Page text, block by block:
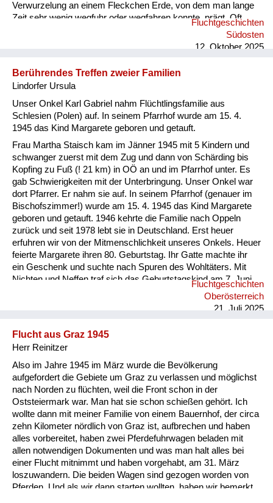
Verwurzelung an einem Fleckchen Erde, von dem man lange
Zeit sehr wenig wegfuhr oder wegfahren konnte, prägt. Oft
sehr alte Familiengeschichten wurden in wenigen Wochen
ausgelöscht. Personen, Verwandte, Freunde, verschwanden in
Einige wenige schafften es vor den „wilden Vertreibungen“ zu
Fuß über die Grenze, nachdem sie alle ihre Besitzungen
verloren hatten. Sie wurden nur ...
Fluchtgeschichten
Südosten
12. Oktober 2025
Berührendes Treffen zweier Familien
Lindorfer Ursula
Unser Onkel Karl Gabriel nahm Flüchtlingsfamilie aus
Schlesien (Polen) auf. In seinem Pfarrhof wurde am 15. 4.
1945 das Kind Margarete geboren und getauft.
Frau Martha Staisch kam im Jänner 1945 mit 5 Kindern und
schwanger zuerst mit dem Zug und dann von Schärding bis
Kopfing zu Fuß (! 21 km) in OÖ an und im Pfarrhof unter. Es
gab Schwierigkeiten mit der Unterbringung. Unser Onkel war
dort Pfarrer. Er nahm sie auf. In seinem Pfarrhof (genauer im
Bischofszimmer!) wurde am 15. 4. 1945 das Kind Margarete
geboren und getauft. 1946 kehrte die Familie nach Oppeln
zurück und seit 1978 lebt sie in Deutschland. Erst heuer
erfuhren wir von der Mitmenschlichkeit unseres Onkels. Heuer
feierte Margarete ihren 80. Geburtstag. Ihr Gatte machte ihr
ein Geschenk und suchte nach Spuren des Wohltäters. Mit
Nichten und Neffen traf sich das Geburtstagskind am 7. Juni
2025 an dessen Grab (Pfarre Rannariedl, Pühret 4143
Fluchtgeschichten
Oberösterreich
21. Juli 2025
Flucht aus Graz 1945
Herr Reinitzer
Also im Jahre 1945 im März wurde die Bevölkerung
aufgefordert die Gebiete um Graz zu verlassen und möglichst
nach Norden zu flüchten, weil die Front schon in der
Oststeiermark war. Man hat sie schon schießen gehört. Ich
wollte dann mit meiner Familie von einem Bauernhof, der circa
zehn Kilometer nördlich von Graz ist, aufbrechen und haben
alles vorbereitet, haben zwei Pferdefuhrwagen beladen mit
allen notwendigen Dokumenten und was man halt alles bei
einer Flucht mitnimmt und haben vorgehabt, am 31. März
loszuwandern. Die beiden Wagen sind gezogen worden von
Pferden. Und als wir dann starten wollten, haben wir bemerkt,